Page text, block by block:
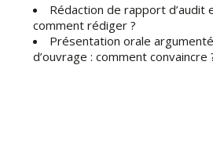
Rédaction de rapport d’audit
comment rédiger ?
Présentation orale
d’ouvrage : comment convaincre